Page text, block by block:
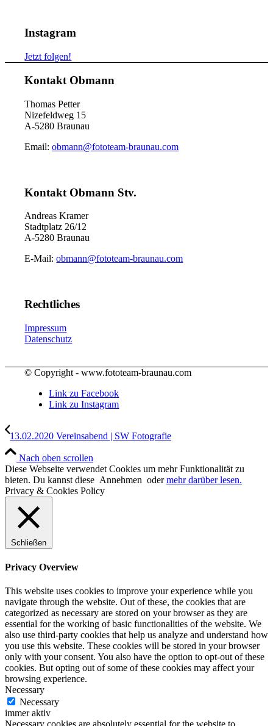
Instagram
Jetzt folgen!
Kontakt Obmann
Thomas Petter
Nizefeldweg 15
A-5280 Braunau
Email:obmann@fototeam-braunau.com
Kontakt Obmann Stv.
Andreas Kramer
Stadtplatz 26/12
A-5280 Braunau
E-Mail:obmann@fototeam-braunau.com
Rechtliches
Impressum
Datenschutz
© Copyright - www.fototeam-braunau.com
Link zu Facebook
Link zu Instagram
13.02.2020 Vereinsabend | SW Fotografie
Nach oben scrollen
Diese Webseite verwendet Cookies um mehr Funktionalität zu
bieten. Du kannst diese Annehmen odermehr darüber lesen.
Privacy & Cookies Policy
Schließen
Privacy Overview
This website uses cookies to improve your experience while you
navigate through the website. Out of these, the cookies that are
categorized as necessary are stored on your browser as they are
essential for the working of basic functionalities of the website. We
also use third-party cookies that help us analyze and understand how
you use this website. These cookies will be stored in your browser
only with your consent. You also have the option to opt-out of these
cookies. But opting out of some of these cookies may affect your
browsing experience.
Necessary
Necessary
immer aktiv